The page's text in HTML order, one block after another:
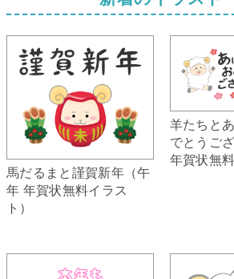
馬だるまと謹賀新年（午
年 年賀状無料イラス
ト）
羊たちと
でとうご
年賀状無